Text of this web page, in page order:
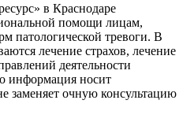
в Краснодаре
помощи лицам,
патологической тревоги. В
лечение страхов, лечение
деятельности
информация носит
заменяет очную консультацию